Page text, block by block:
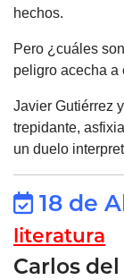
hechos.
Pero ¿cuáles
peligro acecha a
Javier Gutiérrez
trepidante,
un duelo
18 de
literatura
Carlos